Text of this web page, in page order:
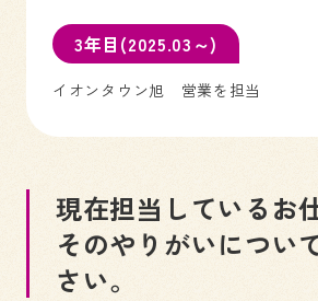
3年目(2025.03～)
イオンタウン旭 営業を担当
現在担当しているお
そのやりがいについ
さい。